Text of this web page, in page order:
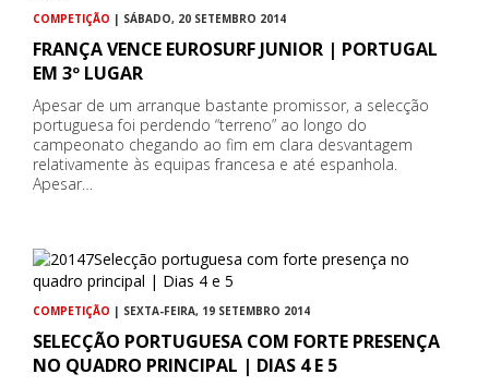
COMPETIÇÃO | SÁBADO, 20 SETEMBRO 2014
FRANÇA VENCE EUROSURF JUNIOR | PORTUGAL
EM 3º LUGAR
Apesar de um arranque bastante promissor, a selecção
portuguesa foi perdendo “terreno” ao longo do
campeonato chegando ao fim em clara desvantagem
relativamente às equipas francesa e até espanhola.
Apesar…
COMPETIÇÃO | SEXTA-FEIRA, 19 SETEMBRO 2014
SELECÇÃO PORTUGUESA COM FORTE PRESENÇA
NO QUADRO PRINCIPAL | DIAS 4 E 5